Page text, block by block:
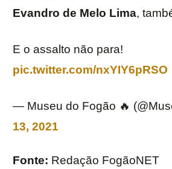
Evandro de Melo Lima,
E o assalto não para!
pic.twitter.com/nxYIY6pRSO
— Museu do Fogão 🔥
13, 2021
Fonte: Redação FogãoNET